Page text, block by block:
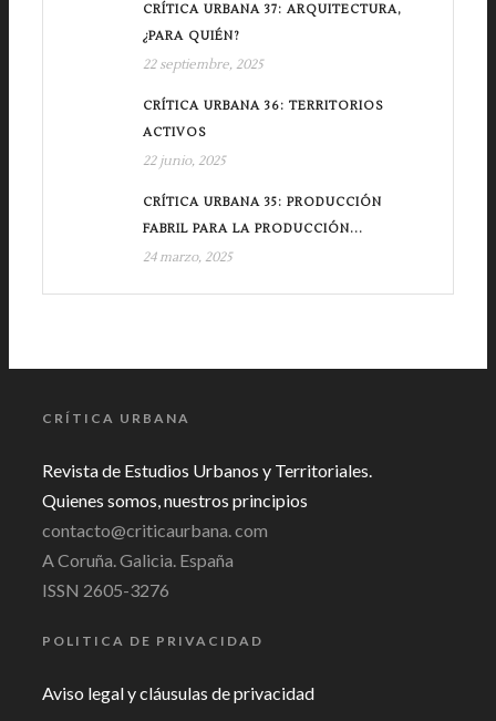
CRÍTICA URBANA 37: ARQUITECTURA,
¿PARA QUIÉN?
22 septiembre, 2025
CRÍTICA URBANA 36: TERRITORIOS
ACTIVOS
22 junio, 2025
CRÍTICA URBANA 35: PRODUCCIÓN
FABRIL PARA LA PRODUCCIÓN...
24 marzo, 2025
CRÍTICA URBANA
Revista de Estudios Urbanos y Territoriales.
Quienes somos, nuestros principios
contacto@criticaurbana. com
A Coruña. Galicia. España
ISSN 2605-3276
POLITICA DE PRIVACIDAD
Aviso legal y cláusulas de privacidad